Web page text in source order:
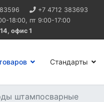
+7 4712 383693
18:00, пт 9:00-17:00
офис 1
Стандарты
штампосварные